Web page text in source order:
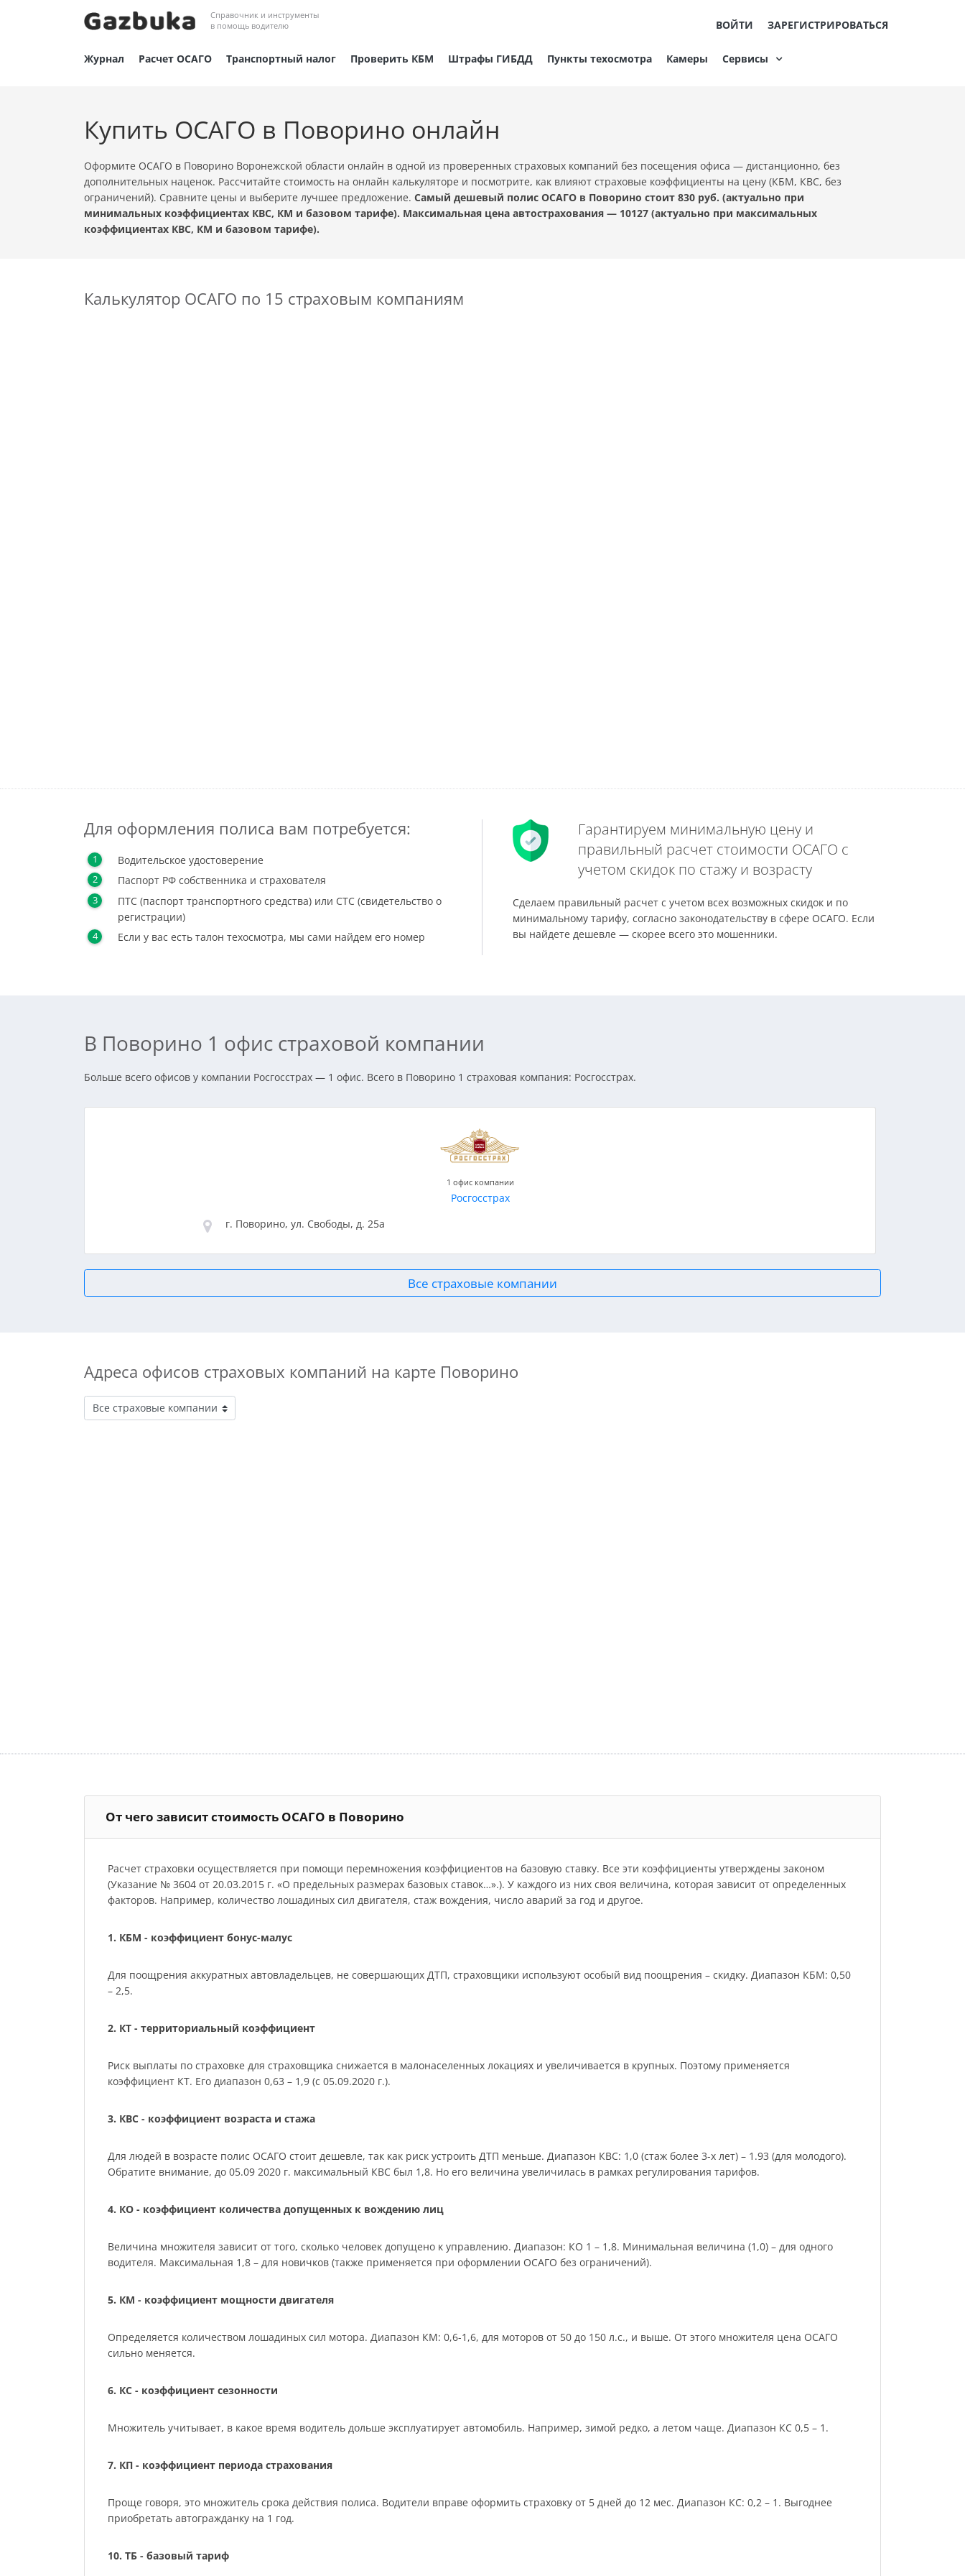
Справочник и инструменты
в помощь водителю
ВОЙТИ ЗАРЕГИСТРИРОВАТЬСЯ
Журнал Расчет ОСАГО Транспортный налог Проверить КБМ Штрафы ГИБДД Пункты техосмотра Камеры Сервисы
Купить ОСАГО в Поворино онлайн
Оформите ОСАГО в Поворино Воронежской области онлайн в одной из проверенных страховых компаний без посещения офиса — дистанционно, без
дополнительных наценок. Рассчитайте стоимость на онлайн калькуляторе и посмотрите, как влияют страховые коэффициенты на цену (КБМ, КВС, без
ограничений). Сравните цены и выберите лучшее предложение. Самый дешевый полис ОСАГО в Поворино стоит 830 руб. (актуально при
минимальных коэффициентах КВС, КМ и базовом тарифе). Максимальная цена автострахования — 10127 (актуально при максимальных
коэффициентах КВС, КМ и базовом тарифе).
Калькулятор ОСАГО по 15 страховым компаниям
Для оформления полиса вам потребуется:
Водительское удостоверение
Паспорт РФ собственника и страхователя
ПТС (паспорт транспортного средства) или СТС (свидетельство о
регистрации)
Если у вас есть талон техосмотра, мы сами найдем его номер
Гарантируем минимальную цену и
правильный расчет стоимости ОСАГО с
учетом скидок по стажу и возрасту
Сделаем правильный расчет с учетом всех возможных скидок и по
минимальному тарифу, согласно законодательству в сфере ОСАГО. Если
вы найдете дешевле — скорее всего это мошенники.
В Поворино 1 офис страховой компании
Больше всего офисов у компании Росгосстрах — 1 офис. Всего в Поворино 1 страховая компания: Росгосстрах.
1 офис компании
Росгосстрах
г. Поворино, ул. Свободы, д. 25а
Все страховые компании
Адреса офисов страховых компаний на карте Поворино
От чего зависит стоимость ОСАГО в Поворино
Расчет страховки осуществляется при помощи перемножения коэффициентов на базовую ставку. Все эти коэффициенты утверждены законом
(Указание № 3604 от 20.03.2015 г. «О предельных размерах базовых ставок…».). У каждого из них своя величина, которая зависит от определенных
факторов. Например, количество лошадиных сил двигателя, стаж вождения, число аварий за год и другое.
1. КБМ - коэффициент бонус-малус
Для поощрения аккуратных автовладельцев, не совершающих ДТП, страховщики используют особый вид поощрения – скидку. Диапазон КБМ: 0,50
– 2,5.
2. КТ - территориальный коэффициент
Риск выплаты по страховке для страховщика снижается в малонаселенных локациях и увеличивается в крупных. Поэтому применяется
коэффициент КТ. Его диапазон 0,63 – 1,9 (с 05.09.2020 г.).
3. КВС - коэффициент возраста и стажа
Для людей в возрасте полис ОСАГО стоит дешевле, так как риск устроить ДТП меньше. Диапазон КВС: 1,0 (стаж более 3-х лет) – 1.93 (для молодого).
Обратите внимание, до 05.09 2020 г. максимальный КВС был 1,8. Но его величина увеличилась в рамках регулирования тарифов.
4. КО - коэффициент количества допущенных к вождению лиц
Величина множителя зависит от того, сколько человек допущено к управлению. Диапазон: КО 1 – 1,8. Минимальная величина (1,0) – для одного
водителя. Максимальная 1,8 – для новичков (также применяется при оформлении ОСАГО без ограничений).
5. КМ - коэффициент мощности двигателя
Определяется количеством лошадиных сил мотора. Диапазон КМ: 0,6-1,6, для моторов от 50 до 150 л.с., и выше. От этого множителя цена ОСАГО
сильно меняется.
6. КС - коэффициент сезонности
Множитель учитывает, в какое время водитель дольше эксплуатирует автомобиль. Например, зимой редко, а летом чаще. Диапазон КС 0,5 – 1.
7. КП - коэффициент периода страхования
Проще говоря, это множитель срока действия полиса. Водители вправе оформить страховку от 5 дней до 12 мес. Диапазон КС: 0,2 – 1. Выгоднее
приобретать автогражданку на 1 год.
10. ТБ - базовый тариф